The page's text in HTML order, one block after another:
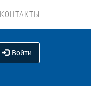
КОНТАКТЫ
Войти